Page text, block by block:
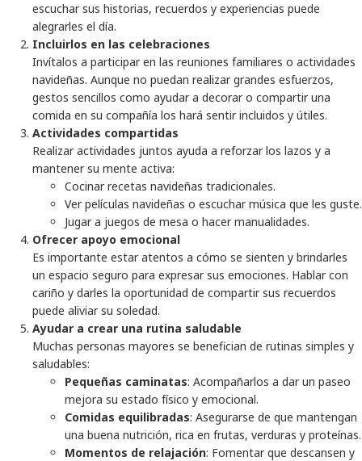
escuchar sus historias, recuerdos y experiencias puede
alegrarles el día.
Incluirlos en las celebraciones
Invítalos a participar en las reuniones familiares o actividades
navideñas. Aunque no puedan realizar grandes esfuerzos,
gestos sencillos como ayudar a decorar o compartir una
comida en su compañía los hará sentir incluidos y útiles.
Actividades compartidas
Realizar actividades juntos ayuda a reforzar los lazos y a
mantener su mente activa:
Cocinar recetas navideñas tradicionales.
Ver películas navideñas o escuchar música que les guste.
Jugar a juegos de mesa o hacer manualidades.
Ofrecer apoyo emocional
Es importante estar atentos a cómo se sienten y brindarles
un espacio seguro para expresar sus emociones. Hablar con
cariño y darles la oportunidad de compartir sus recuerdos
puede aliviar su soledad.
Ayudar a crear una rutina saludable
Muchas personas mayores se benefician de rutinas simples y
saludables:
Pequeñas caminatas: Acompañarlos a dar un paseo
mejora su estado físico y emocional.
Comidas equilibradas: Asegurarse de que mantengan
una buena nutrición, rica en frutas, verduras y proteínas.
Momentos de relajación: Fomentar que descansen y